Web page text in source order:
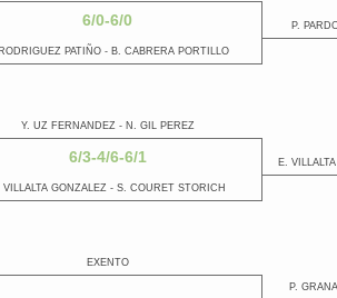
6/0-6/0 P.
PATIÑO - B. CABRERA PORTILLO
Y. UZ FERNANDEZ - N. GIL PEREZ
6/3-4/6-6/1 E.
VILLALTA GONZALEZ - S. COURET STORICH
EXENTO
P.